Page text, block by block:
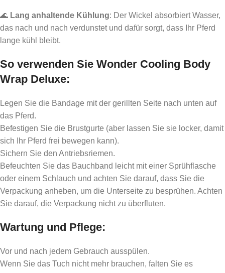
🌊 Lang anhaltende Kühlung: Der Wickel absorbiert Wasser,
das nach und nach verdunstet und dafür sorgt, dass Ihr Pferd
lange kühl bleibt.
So verwenden Sie Wonder Cooling Body
Wrap Deluxe:
Legen Sie die Bandage mit der gerillten Seite nach unten auf
das Pferd.
Befestigen Sie die Brustgurte (aber lassen Sie sie locker, damit
sich Ihr Pferd frei bewegen kann).
Sichern Sie den Antriebsriemen.
Befeuchten Sie das Bauchband leicht mit einer Sprühflasche
oder einem Schlauch und achten Sie darauf, dass Sie die
Verpackung anheben, um die Unterseite zu besprühen. Achten
Sie darauf, die Verpackung nicht zu überfluten.
Wartung und Pflege:
Vor und nach jedem Gebrauch ausspülen.
Wenn Sie das Tuch nicht mehr brauchen, falten Sie es